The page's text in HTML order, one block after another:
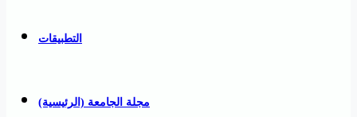
التطبيقات
مجلة الجامعة (الرئيسية)